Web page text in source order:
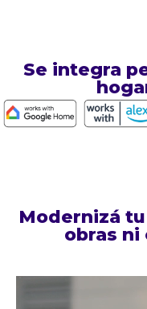
Se integra
Modernizá
obras